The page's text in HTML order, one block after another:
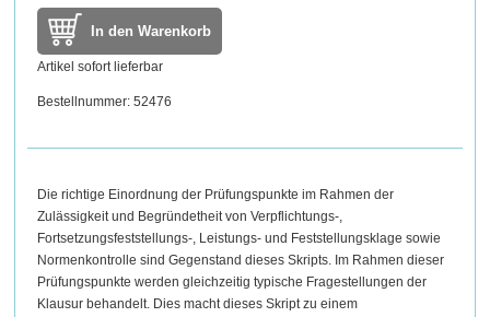
In den Warenkorb
Artikel sofort lieferbar
Bestellnummer: 52476
Die richtige Einordnung der Prüfungspunkte im Rahmen der
Zulässigkeit und Begründetheit von Verpflichtungs-,
Fortsetzungsfeststellungs-, Leistungs- und Feststellungsklage sowie
Normenkontrolle sind Gegenstand dieses Skripts. Im Rahmen dieser
Prüfungspunkte werden gleichzeitig typische Fragestellungen der
Klausur behandelt. Dies macht dieses Skript zu einem